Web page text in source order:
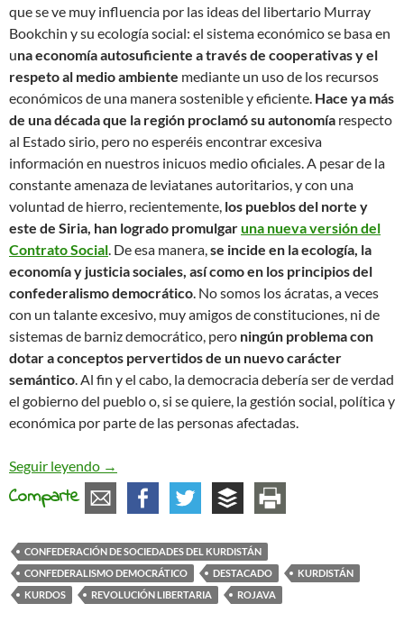
que se ve muy influencia por las ideas del libertario Murray
Bookchin y su ecología social: el sistema económico se basa en
una economía autosuficiente a través de cooperativas y el
respeto al medio ambiente mediante un uso de los recursos
económicos de una manera sostenible y eficiente. Hace ya más
de una década que la región proclamó su autonomía respecto
al Estado sirio, pero no esperéis encontrar excesiva
información en nuestros inicuos medio oficiales. A pesar de la
constante amenaza de leviatanes autoritarios, y con una
voluntad de hierro, recientemente, los pueblos del norte y
este de Siria, han logrado promulgaruna nueva versión del
Contrato Social. De esa manera,se incide en la ecología, la
economía y justicia sociales, así como en los principios del
confederalismo democrático. No somos los ácratas, a veces
con un talante excesivo, muy amigos de constituciones, ni de
sistemas de barniz democrático, pero ningún problema con
dotar a conceptos pervertidos de un nuevo carácter
semántico. Al fin y el cabo, la democracia debería ser de verdad
el gobierno del pueblo o, si se quiere, la gestión social, política y
económica por parte de las personas afectadas.
Seguir leyendo Nuevo (y necesario) contrato social
→
Comparte
CONFEDERACIÓN DE SOCIEDADES DEL KURDISTÁN
CONFEDERALISMO DEMOCRÁTICO
DESTACADO
KURDISTÁN
KURDOS
REVOLUCIÓN LIBERTARIA ROJAVA